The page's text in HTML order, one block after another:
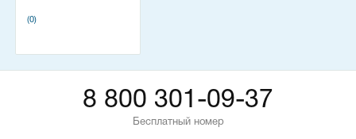
(0)
8 800 301-09-37
Бесплатный номер